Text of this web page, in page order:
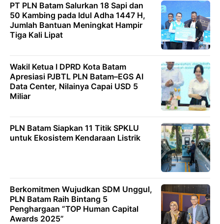
PT PLN Batam Salurkan 18 Sapi dan
50 Kambing pada Idul Adha 1447 H,
Jumlah Bantuan Meningkat Hampir
Tiga Kali Lipat
Wakil Ketua I DPRD Kota Batam
Apresiasi PJBTL PLN Batam–EGS AI
Data Center, Nilainya Capai USD 5
Miliar
PLN Batam Siapkan 11 Titik SPKLU
untuk Ekosistem Kendaraan Listrik
Berkomitmen Wujudkan SDM Unggul,
PLN Batam Raih Bintang 5
Penghargaan “TOP Human Capital
Awards 2025”